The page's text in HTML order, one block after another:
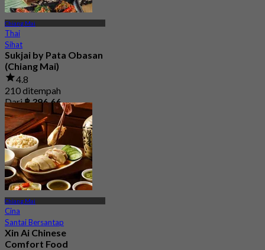
Chiang Mai
Thai
Sihat
Sukjai by Pata Obasan
(Chiang Mai)
4.8
210 ditempah
Dari฿ 396.66
Chiang Mai
Cina
Santai Bersantap
Xin Ai Chinese
Comfort Food